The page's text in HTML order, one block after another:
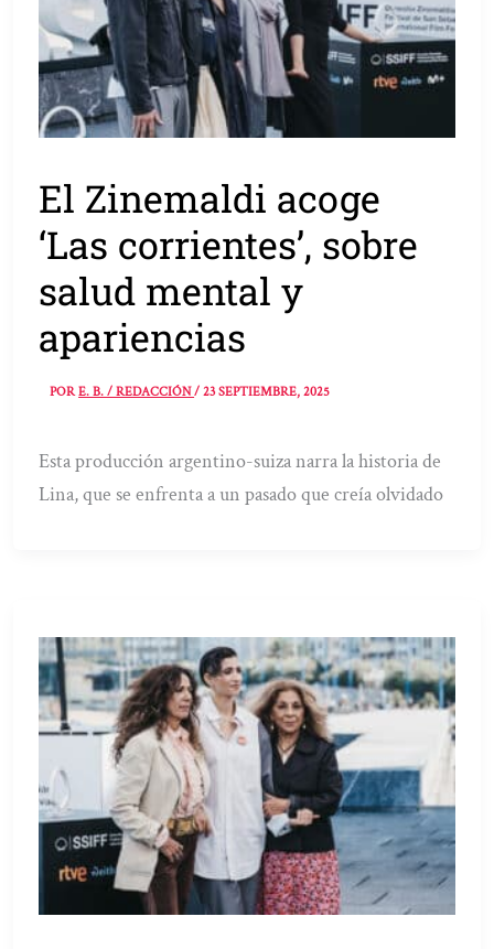
El Zinemaldi acoge
‘Las corrientes’, sobre
salud mental y
apariencias
PORE. B. / REDACCIÓN/23 SEPTIEMBRE, 2025
Esta producción argentino-suiza narra la historia de
Lina, que se enfrenta a un pasado que creía olvidado